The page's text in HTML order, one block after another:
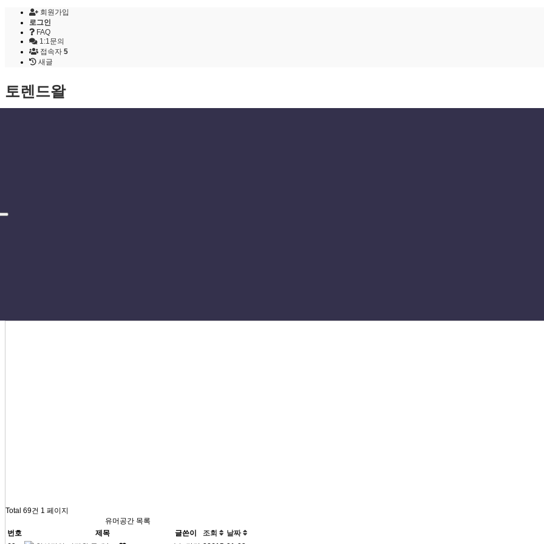
회원가입
로그인
FAQ
1:1문의
접속자 5
새글
토렌드왈
Total 69건 1 페이지
유머공간 목록
번호
제목 글쓴이 조회
날짜